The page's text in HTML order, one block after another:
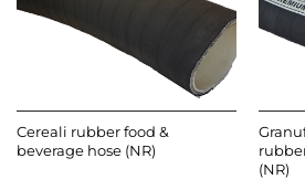
Cereali rubber food &
beverage hose (NR)
(NR)